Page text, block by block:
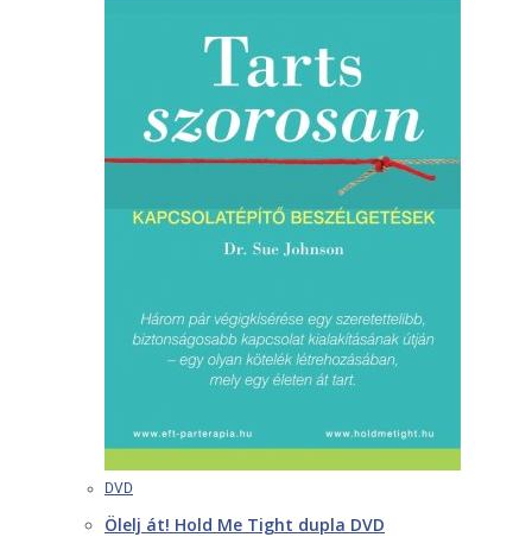
DVD
Ölelj át! Hold Me Tight dupla DVD